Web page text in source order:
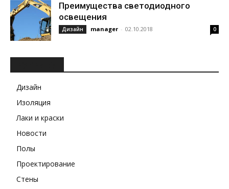
Преимущества светодиодного
освещения
Дизайн manager - 02.10.2018 0
Дизайн
Изоляция
Лаки и краски
Новости
Полы
Проектирование
Стены